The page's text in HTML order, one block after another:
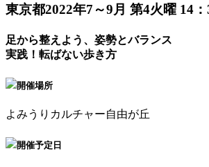
東京都2022年7～9月 第4火曜 14
足から整えよう、姿勢とバランス
実践！転ばない歩き方
開催場所
よみうりカルチャー自由が丘
開催予定日